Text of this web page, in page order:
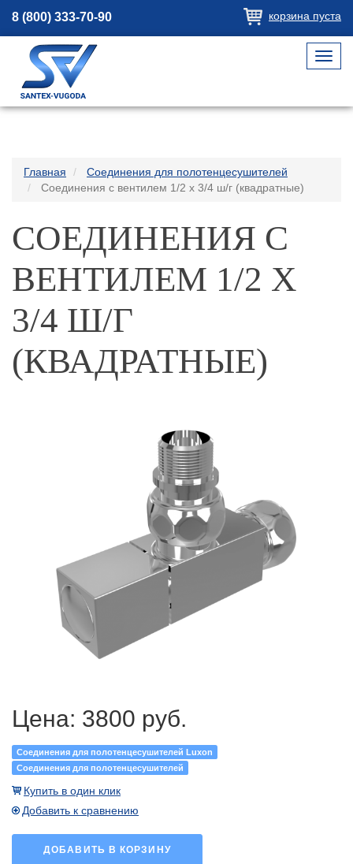
8 (800) 333-70-90 корзина пуста
Главная
Соединения для полотенцесушителей
Соединения с вентилем 1/2 х 3/4 ш/г (квадратные)
СОЕДИНЕНИЯ С
ВЕНТИЛЕМ 1/2 Х
3/4 Ш/Г
(КВАДРАТНЫЕ)
Цена: 3800 руб.
Соединения для полотенцесушителей Luxon
Соединения для полотенцесушителей
Купить в один клик
Добавить к сравнению
ДОБАВИТЬ В КОРЗИНУ